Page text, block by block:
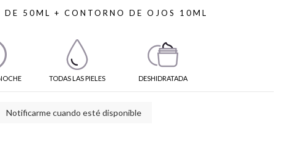
DE 50ML + CONTORNO DE OJOS 10ML
TODAS LAS PIELES DESHIDRATADA
Notificarme cuando esté disponible